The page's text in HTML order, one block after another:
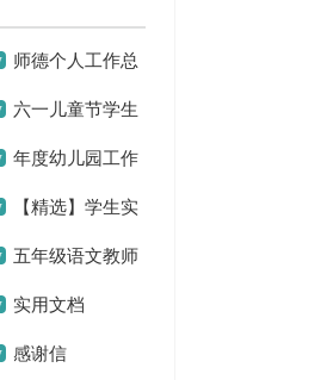
师德个人工作总
六一儿童节学生
表发言稿(15篇)
年度幼儿园工作
【精选】学生实
报告范文合集十
五年级语文教师
作总结15篇
实用文档
感谢信